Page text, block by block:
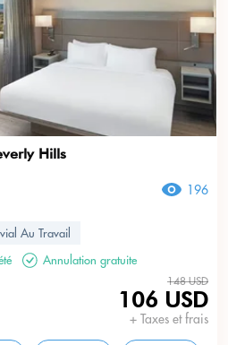
Hills
196
Au Travail
Annulation gratuite
148 USD
106 USD
+ Taxes et frais